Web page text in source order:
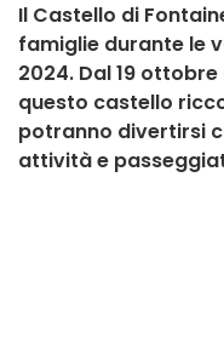
Il Castello di
famiglie durante le
2024. Dal 19
questo castello
potranno divertirsi
attività e